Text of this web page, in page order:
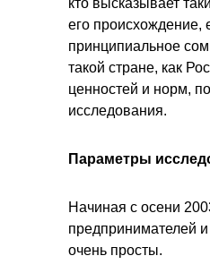
кто высказывает
его происхождение,
принципиальное
такой стране, как
ценностей и норм,
исследования.
Параметры
Начиная с осени
предпринимателей
очень просты.